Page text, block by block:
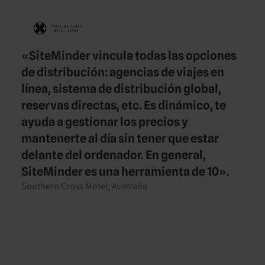
«SiteMinder vincula todas las opciones
de distribución: agencias de viajes en
línea, sistema de distribución global,
reservas directas, etc. Es dinámico, te
ayuda a gestionar los precios y
mantenerte al día sin tener que estar
delante del ordenador. En general,
SiteMinder es una herramienta de 10».
Southern Cross Motel, Australia